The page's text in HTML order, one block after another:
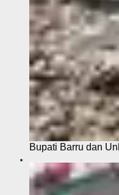
Bupati Barru dan